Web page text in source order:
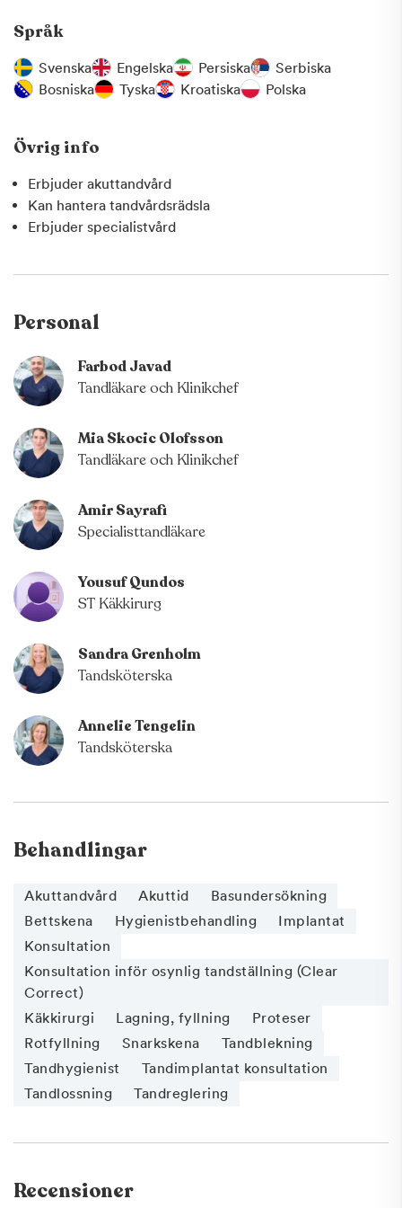
upplever oro inför tandvårdsbesök. Vi erbjuder därför en
lugn och avslappnad miljö för att hjälpa dig att känna dig
mer bekväm och trygg.
din tandhälsa och ge dig det leende du förtjänar.
Språk
Svenska Engelska Persiska
Serbiska
Bosniska
Tyska Kroatiska Polska
Övrig info
Erbjuder akuttandvård
Kan hantera tandvårdsrädsla
Erbjuder specialistvård
Personal
Farbod Javad
Tandläkare och Klinikchef
Mia Skocic Olofsson
Tandläkare och Klinikchef
Amir Sayrafi
Specialisttandläkare
Yousuf Qundos
ST Käkkirurg
Sandra Grenholm
Tandsköterska
Annelie Tengelin
Tandsköterska
Behandlingar
Akuttandvård Akuttid
Basundersökning
Bettskena
Hygienistbehandling
Implantat
Konsultation
Konsultation inför osynlig tandställning (Clear
Correct)
Käkkirurgi
Lagning, fyllning
Proteser
Rotfyllning
Snarkskena
Tandblekning
Tandhygienist
Tandimplantat konsultation
Tandlossning
Tandreglering
Recensioner